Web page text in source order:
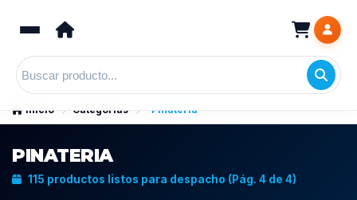
Inicio Categorías Pinateria
PINATERIA
115 productos listos para despacho (Pág. 4 de 4)